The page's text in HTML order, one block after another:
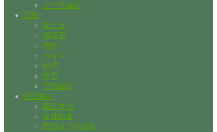
オーラ鑑定
霊視
霊とは
霊障害
憑依
カルマ
結界
浄霊
霊視鑑定
鑑定案内
鑑定方法
各種料金
鑑定までの流れ